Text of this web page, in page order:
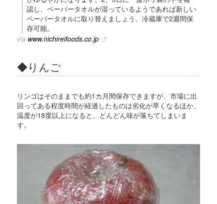
認し、ペーパータオルが湿っているようであれば新しい
ペーパータオルに取り替えましょう。冷蔵庫で2週間保
存可能。
via www.nichireifoods.co.jp
◆りんご
リンゴはそのままでも約1カ月間保存できますが、市場に出
回ってある程度時間が経過したものは劣化が早くなるほか、
温度が18度以上になると、どんどん味が落ちてしまいま
す。